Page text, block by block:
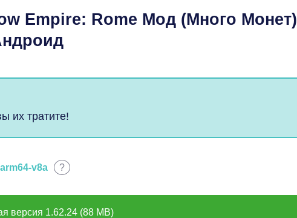
Empire: Rome Мод (Много Монет)
их тратите!
arm64-v8a ?
версия 1.62.24 (88 MB)